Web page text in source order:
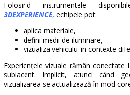
Folosind instrumentele
3DEXPERIENCE, echipele pot:
aplica materiale,
defini medii de iluminare,
vizualiza vehiculul în contexte
Experiențele vizuale rămân conectate
subiacent. Implicit, atunci când
vizualizarea se actualizează în mod